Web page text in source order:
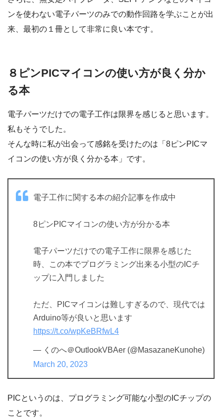
ンを使わない電子パーツのみでの動作回路を学ぶことが出
来、最初の１冊として非常に良い本です。
８ピンPICマイコンの使い方が良く分か
る本
電子パーツだけでの電子工作は限界を感じると思います。
私もそうでした。
そんな時に私が出会って感銘を受けたのは「8ピンPICマ
イコンの使い方が良く分かる本」です。
電子工作に関する本の紹介記事を作成中
8ピンPICマイコンの使い方が分かる本
電子パーツだけでの電子工作に限界を感じた
時、この本でプログラミング出来る小型のICチ
ップに入門しました
ただ、PICマイコンは難しすぎるので、現代では
Arduino等が良いと思います
https://t.co/wpKeBRfwL4
— くのへ＠OutlookVBAer (@MasazaneKunohe)
March 20, 2023
PICというのは、プログラミング可能な小型のICチップの
ことです。